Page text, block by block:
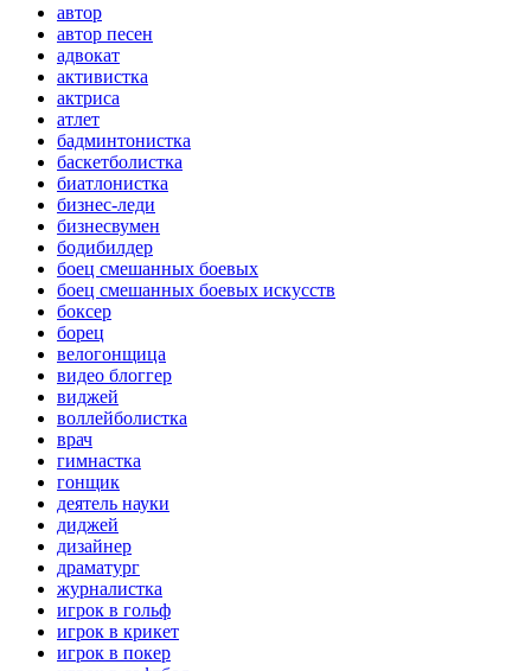
автор
автор песен
адвокат
активистка
актриса
атлет
бадминтонистка
баскетболистка
биатлонистка
бизнес-леди
бизнесвумен
бодибилдер
боец смешанных боевых
боец смешанных боевых искусств
боксер
борец
велогонщица
видео блоггер
виджей
воллейболистка
врач
гимнастка
гонщик
деятель науки
диджей
дизайнер
драматург
журналистка
игрок в гольф
игрок в крикет
игрок в покер